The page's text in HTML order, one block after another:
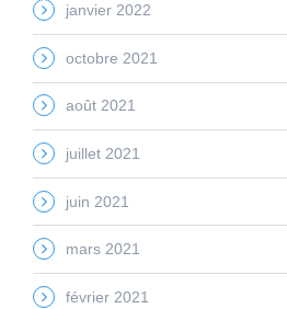
janvier 2022
octobre 2021
août 2021
juillet 2021
juin 2021
mars 2021
février 2021